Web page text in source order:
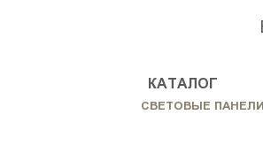
КАТАЛОГ
СВЕТОВЫЕ